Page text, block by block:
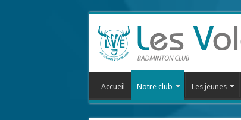
Accueil Notre club Les jeunes